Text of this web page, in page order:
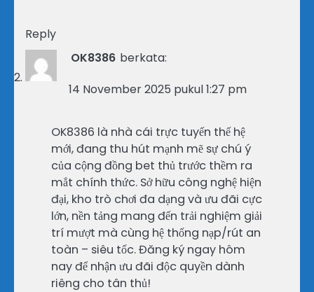
Reply
OK8386 berkata:
14 November 2025 pukul 1:27 pm
OK8386 là nhà cái trực tuyến thế hệ
mới, đang thu hút mạnh mẽ sự chú ý
của cộng đồng bet thủ trước thềm ra
mắt chính thức. Sở hữu công nghệ hiện
đại, kho trò chơi đa dạng và ưu đãi cực
lớn, nền tảng mang đến trải nghiệm giải
trí mượt mà cùng hệ thống nạp/rút an
toàn – siêu tốc. Đăng ký ngay hôm
nay để nhận ưu đãi độc quyền dành
riêng cho tân thủ!